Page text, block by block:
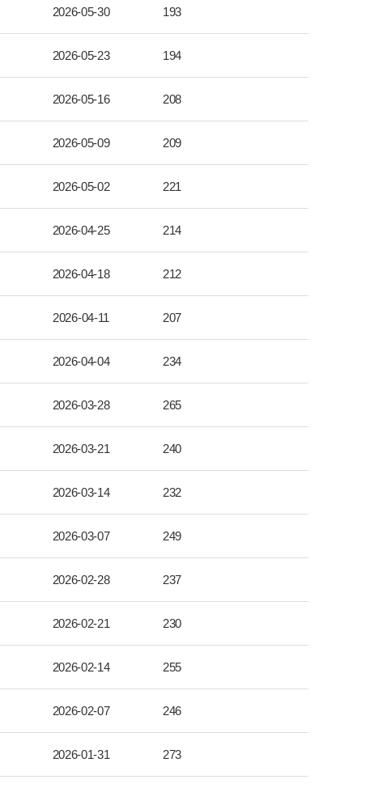
2026-05-30 193
2026-05-23 194
2026-05-16 208
2026-05-09 209
2026-05-02 221
2026-04-25 214
2026-04-18 212
2026-04-11 207
2026-04-04 234
2026-03-28 265
2026-03-21 240
2026-03-14 232
2026-03-07 249
2026-02-28 237
2026-02-21 230
2026-02-14 255
2026-02-07 246
2026-01-31 273